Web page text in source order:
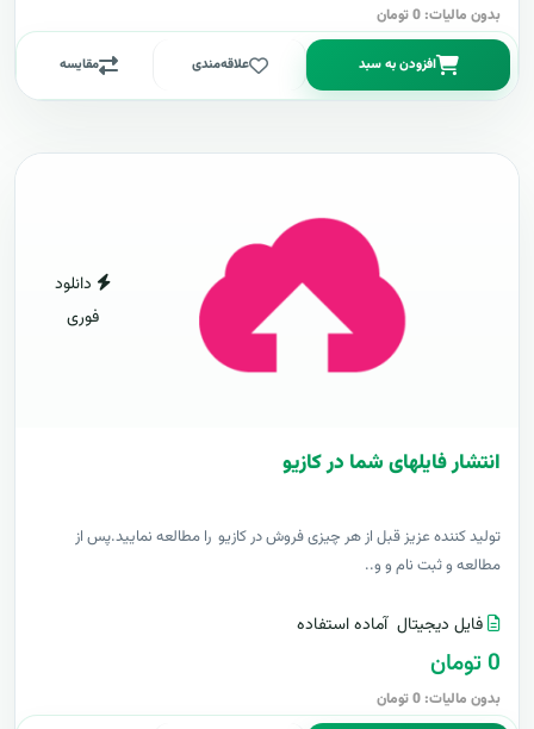
بدون مالیات: 0 تومان
افزودن به سبد علاقه‌مندی مقایسه
دانلود
فوری
انتشار فایلهای شما در کازیو
توليد کننده عزيز قبل از هر چیزی فروش در کازیو را مطالعه نمایید.پس از
مطالعه و ثبت نام و و..
فایل دیجیتال آماده استفاده
0 تومان
بدون مالیات: 0 تومان